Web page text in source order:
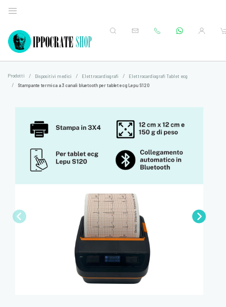
Prodotti Dispositivi medici Elettrocardiografi
Elettrocardiografi Tablet ecg
Stampante termica a 3 canali bluetooth per tablet ecg Lepu S120